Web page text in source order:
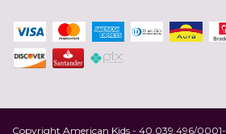
Copyright American Kids - 40.039.496/0001-